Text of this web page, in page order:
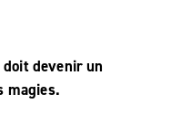
devenir un
magies.